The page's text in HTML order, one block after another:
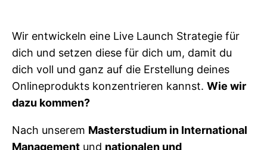
Wir entwickeln eine Live Launch Strategie für
dich und setzen diese für dich um, damit du
dich voll und ganz auf die Erstellung deines
Onlineprodukts konzentrieren kannst. Wie wir
dazu kommen?
Nach unserem Masterstudium in International
Management und nationalen und